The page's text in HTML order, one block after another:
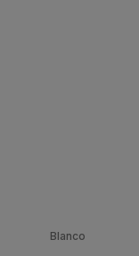
Blanco